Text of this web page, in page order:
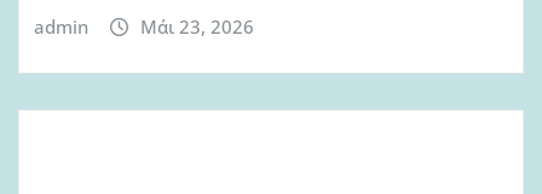
admin Μάι 23, 2026